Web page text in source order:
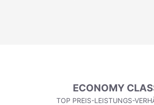
ECONOMY
TOP PREIS-LEISTUNGS-